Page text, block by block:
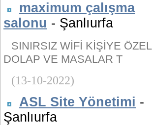
maximum çalışma
salonu - Şanlıurfa
SINIRSIZ WİFİ KİŞİYE ÖZEL
DOLAP VE MASALAR T
(13-10-2022)
ASL Site Yönetimi -
Şanlıurfa